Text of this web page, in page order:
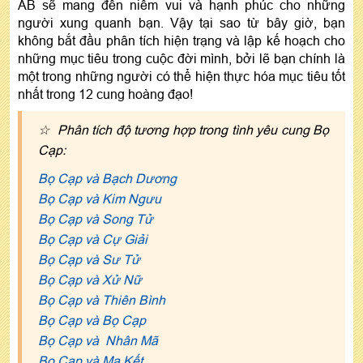
AB sẽ mang đến niềm vui và hạnh phúc cho những
người xung quanh bạn. Vậy tại sao từ bây giờ, bạn
không bắt đầu phân tích hiện trạng và lập kế hoạch cho
những mục tiêu trong cuộc đời mình, bởi lẽ bạn chính là
một trong những người có thể hiện thực hóa mục tiêu tốt
nhất trong 12 cung hoàng đạo!
☆ Phân tích độ tương hợp trong tình yêu cung Bọ
Cạp:
Bọ Cạp và Bạch Dương
Bọ Cạp và Kim Ngưu
Bọ Cạp và Song Tử
Bọ Cạp và Cự Giải
Bọ Cạp và Sư Tử
Bọ Cạp và Xử Nữ
Bọ Cạp và Thiên Bình
Bọ Cạp và Bọ Cạp
Bọ Cạp và Nhân Mã